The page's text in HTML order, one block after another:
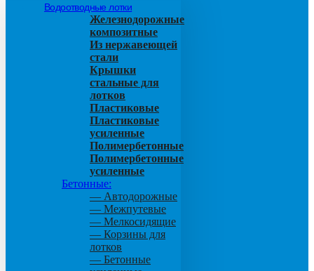
Водоотводные лотки
Железнодорожные
композитные
Из нержавеющей
стали
Крышки
стальные для
лотков
Пластиковые
Пластиковые
усиленные
Полимербетонные
Полимербетонные
усиленные
Бетонные:
— Автодорожные
— Межпутевые
— Мелкосидящие
— Корзины для
лотков
— Бетонные